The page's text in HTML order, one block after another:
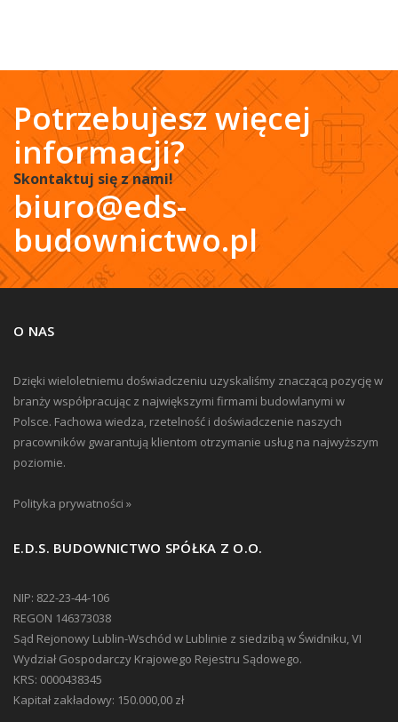
Potrzebujesz więcej
informacji?
Skontaktuj się z nami!
biuro@eds-
budownictwo.pl
O NAS
Dzięki wieloletniemu doświadczeniu uzyskaliśmy znaczącą pozycję w
branży współpracując z największymi firmami budowlanymi w
Polsce. Fachowa wiedza, rzetelność i doświadczenie naszych
pracowników gwarantują klientom otrzymanie usług na najwyższym
poziomie.
Polityka prywatności »
E.D.S. BUDOWNICTWO SPÓŁKA Z O.O.
NIP: 822-23-44-106
REGON 146373038
Sąd Rejonowy Lublin-Wschód w Lublinie z siedzibą w Świdniku, VI
Wydział Gospodarczy Krajowego Rejestru Sądowego.
KRS: 0000438345
Kapitał zakładowy: 150.000,00 zł